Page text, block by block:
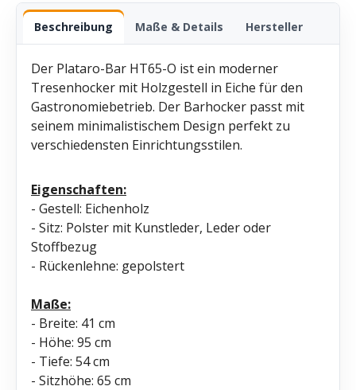
Beschreibung Maße & Details Hersteller
Der Plataro-Bar HT65-O ist ein moderner
Tresenhocker mit Holzgestell in Eiche für den
Gastronomiebetrieb. Der Barhocker passt mit
seinem minimalistischem Design perfekt zu
verschiedensten Einrichtungsstilen.
Eigenschaften:
- Gestell: Eichenholz
- Sitz: Polster mit Kunstleder, Leder oder
Stoffbezug
- Rückenlehne: gepolstert
Maße:
- Breite: 41 cm
- Höhe: 95 cm
- Tiefe: 54 cm
- Sitzhöhe: 65 cm